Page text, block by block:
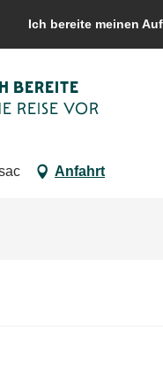
Ich bereite meinen
BEREITE
REISE VOR
aus Terminkalender
Anfahrt